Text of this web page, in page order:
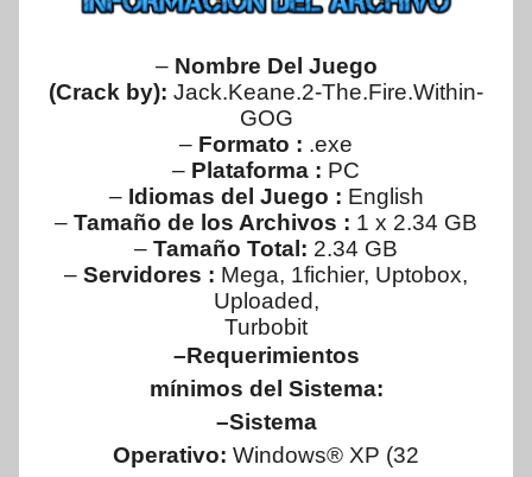
– Nombre Del Juego
(Crack by): Jack.Keane.2-The.Fire.Within-
GOG
– Formato : .exe
– Plataforma : PC
– Idiomas del Juego : English
– Tamaño de los Archivos : 1 x 2.34 GB
– Tamaño Total: 2.34 GB
– Servidores : Mega, 1fichier, Uptobox,
Uploaded,
Turbobit
–Requerimientos
mínimos del Sistema:
–Sistema
Operativo: Windows® XP (32